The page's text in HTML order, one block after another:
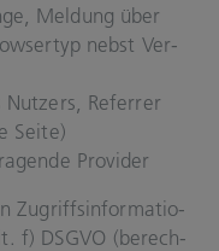
Mel­dung über
nebst Ver­
Nut­zers, Re­fer­rer
Seite)
Pro­vi­der
Zu­griffs­in­for­ma­tio­
f) DSGVO (be­rech­